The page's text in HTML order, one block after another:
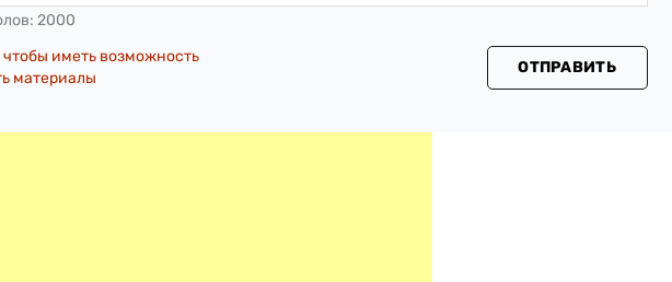
2000
чтобы иметь возможность
материалы
ОТПРАВИТЬ